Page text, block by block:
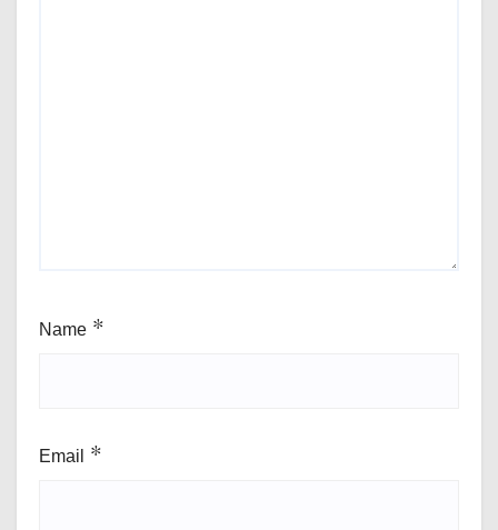
Name *
Email *